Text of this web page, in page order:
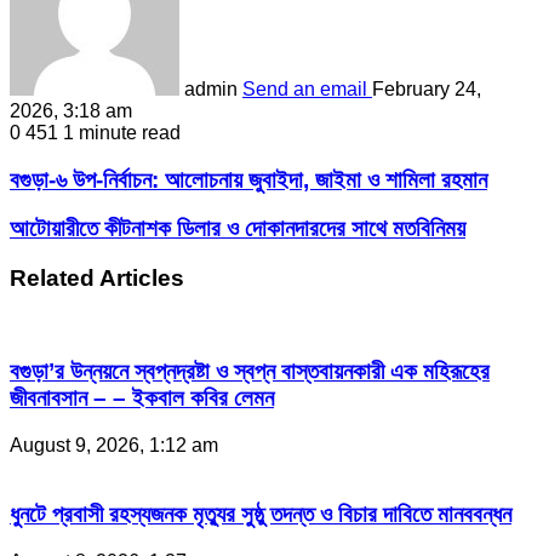
admin Send an email
February 24,
2026, 3:18 am
0 451 1 minute read
বগুড়া-৬ উপ-নির্বাচন: আলোচনায় জুবাইদা, জাইমা ও শামিলা রহমান
আটোয়ারীতে কীটনাশক ডিলার ও দোকানদারদের সাথে মতবিনিময়
Related Articles
বগুড়া’র উন্নয়নে স্বপ্নদ্রষ্টা ও স্বপ্ন বাস্তবায়নকারী এক মহিরূহের
জীবনাবসান – – ইকবাল কবির লেমন
August 9, 2026, 1:12 am
ধুনটে প্রবাসী রহস্যজনক মৃত্যুর সুষ্ঠু তদন্ত ও বিচার দাবিতে মানববন্ধন